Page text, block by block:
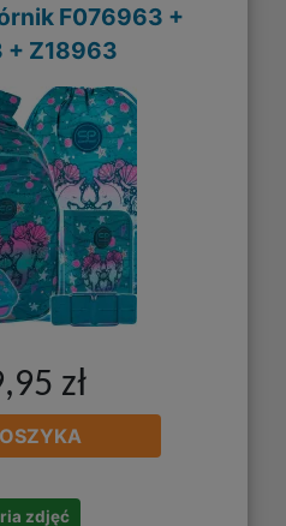
F076963 +
+ Z18963
zł
zdjęć